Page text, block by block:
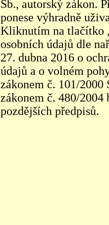
Sb., autorský zákon.
ponese výhradně
Kliknutím na tlačítko
osobních údajů dle
27. dubna 2016 o
údajů a o volném
zákonem č. 101/2000
zákonem č. 480/
pozdějších předpisů.